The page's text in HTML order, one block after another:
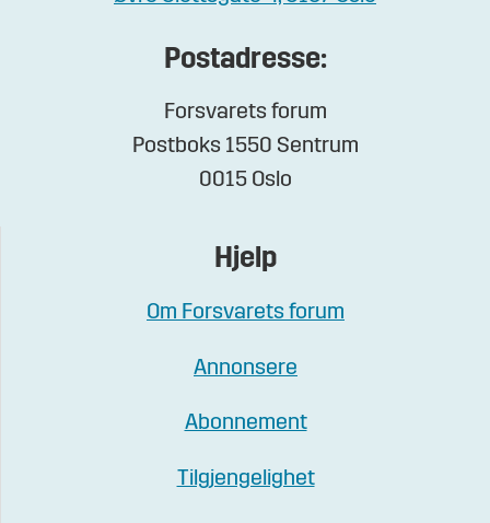
Postadresse:
Forsvarets forum
Postboks 1550 Sentrum
0015 Oslo
Hjelp
Om Forsvarets forum
Annonsere
Abonnement
Tilgjengelighet